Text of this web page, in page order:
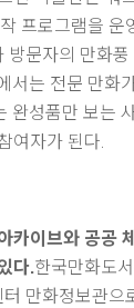
프로그램을 운
방문자의 만화
서는 전문 만화
완성품만 보는
여자가 된다.
카이브와 공공
다.한국만화도
만화정보관으